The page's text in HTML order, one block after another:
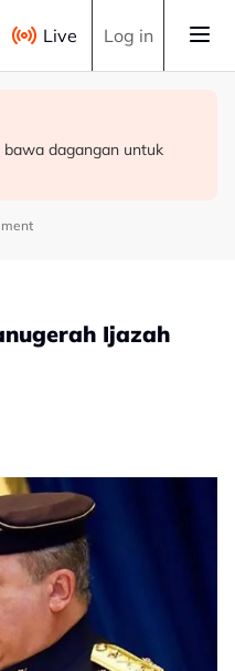
Live Log in
kuasa menjelang
muatan ke Israel
Anwar
dagangan untuk
Ijazah